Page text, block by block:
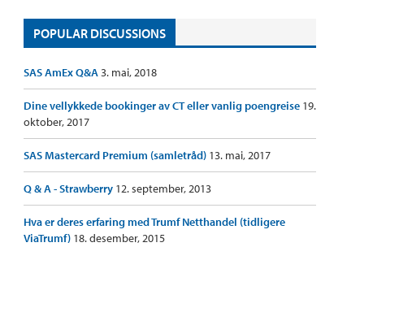
POPULAR DISCUSSIONS
SAS AmEx Q&A3. mai, 2018
Dine vellykkede bookinger av CT eller vanlig poengreise 19.
oktober, 2017
SAS Mastercard Premium (samletråd) 13. mai, 2017
Q & A - Strawberry 12. september, 2013
Hva er deres erfaring med Trumf Netthandel (tidligere
ViaTrumf) 18. desember, 2015